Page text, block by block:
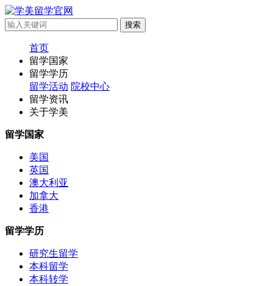
首页
留学国家
留学学历
留学活动 院校中心
留学资讯
关于学美
留学国家
美国
英国
澳大利亚
加拿大
香港
留学学历
研究生留学
本科留学
本科转学